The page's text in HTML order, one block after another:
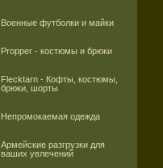
Военные футболки и майки
Propper - костюмы и брюки
Flecktarn - Кофты, костюмы,
брюки, шорты
Непромокаемая одежда
Армейские разгрузки для
ваших увлечений